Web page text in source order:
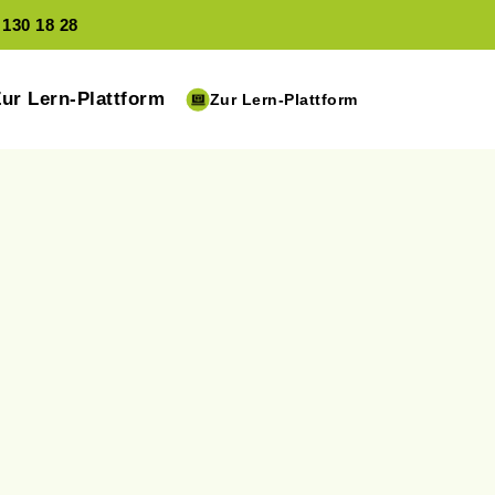
18 28
Lern-Plattform Zur Lern-Plattform